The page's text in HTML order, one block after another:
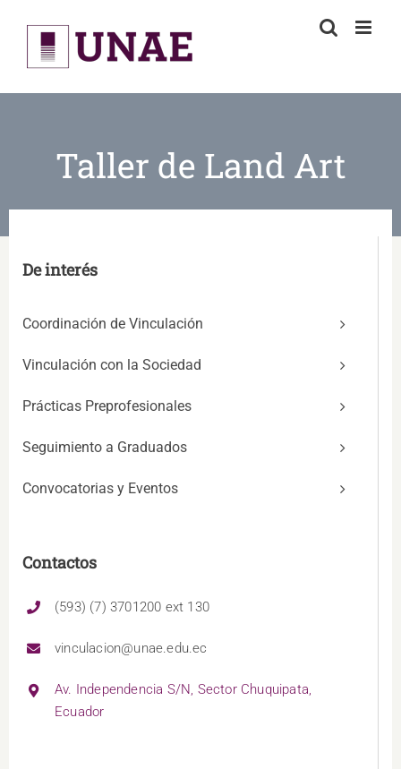
content
Taller de Land Art
De interés
Coordinación de Vinculación
Vinculación con la Sociedad
Prácticas Preprofesionales
Seguimiento a Graduados
Convocatorias y Eventos
Contactos
(593) (7) 3701200 ext 130
vinculacion@unae.edu.ec
Av. Independencia S/N, Sector Chuquipata,
Ecuador